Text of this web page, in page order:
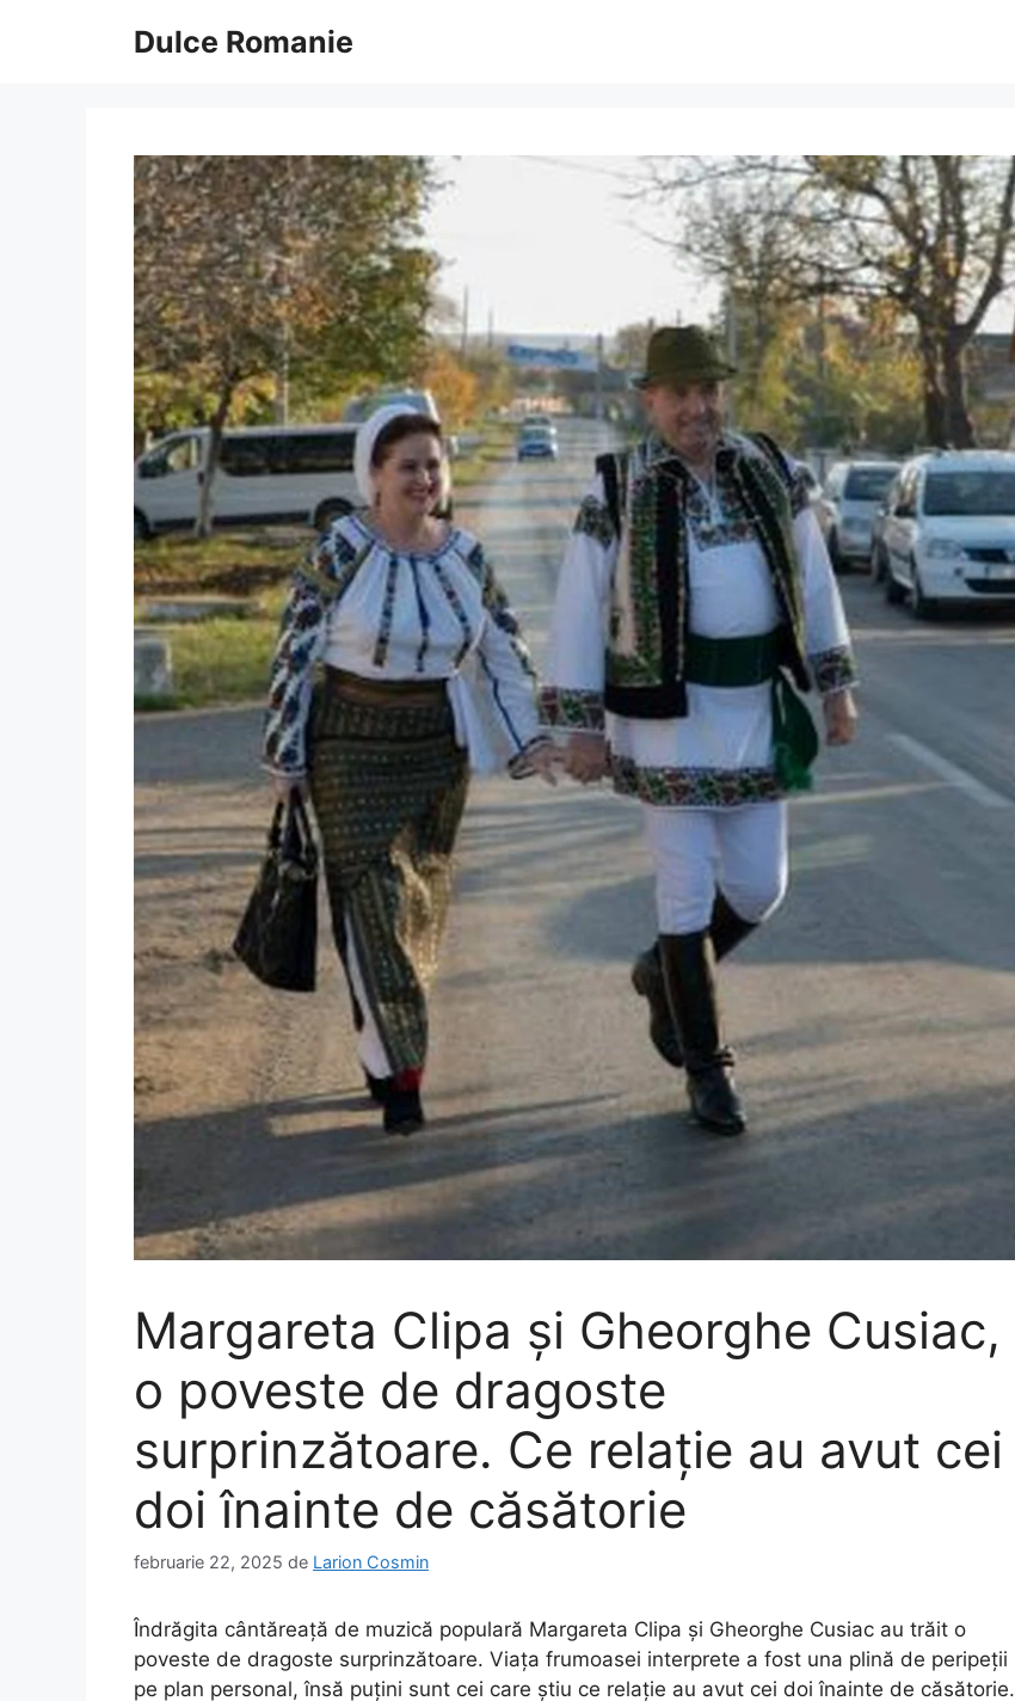
Dulce Romanie
Margareta Clipa și Gheorghe Cusiac,
o poveste de dragoste
surprinzătoare. Ce relație au avut cei
doi înainte de căsătorie
februarie 22, 2025 de Larion Cosmin
Îndrăgita cântăreață de muzică populară Margareta Clipa și Gheorghe Cusiac au trăit o
poveste de dragoste surprinzătoare. Viața frumoasei interprete a fost una plină de peripeții
pe plan personal, însă puțini sunt cei care știu ce relație au avut cei doi înainte de căsătorie.